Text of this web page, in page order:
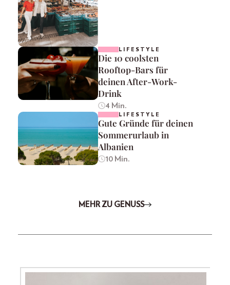
LIFESTYLE
Die 10 coolsten
Rooftop-Bars für
deinen After-Work-
Drink
4 Min.
LIFESTYLE
Gute Gründe für deinen
Sommerurlaub in
Albanien
10 Min.
MEHR ZU GENUSS